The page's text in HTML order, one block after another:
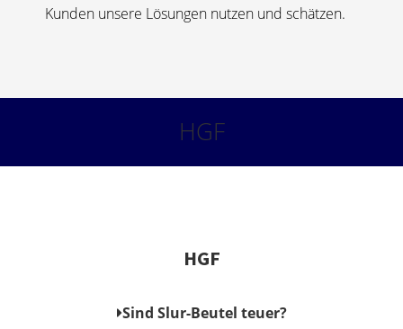
Kunden unsere Lösungen nutzen und schätzen.
HGF
HGF
Sind Slur-Beutel teuer?